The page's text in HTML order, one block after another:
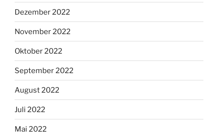
Dezember 2022
November 2022
Oktober 2022
September 2022
August 2022
Juli 2022
Mai 2022